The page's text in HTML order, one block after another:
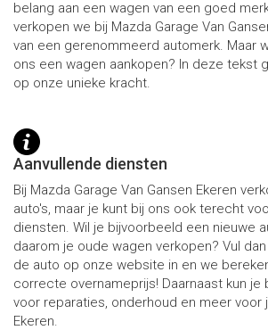
belang aan een wagen van een goed
verkopen we bij Mazda Garage Van
van een gerenommeerd automerk. Maar
ons een wagen aankopen? In deze tekst
op onze unieke kracht.
Aanvullende diensten
Bij Mazda Garage Van Gansen Ekeren
auto's, maar je kunt bij ons ook terecht
diensten. Wil je bijvoorbeeld een nieuwe
daarom je oude wagen verkopen? Vul
de auto op onze website in en we
correcte overnameprijs! Daarnaast kun
voor reparaties, onderhoud en meer voor
Ekeren.